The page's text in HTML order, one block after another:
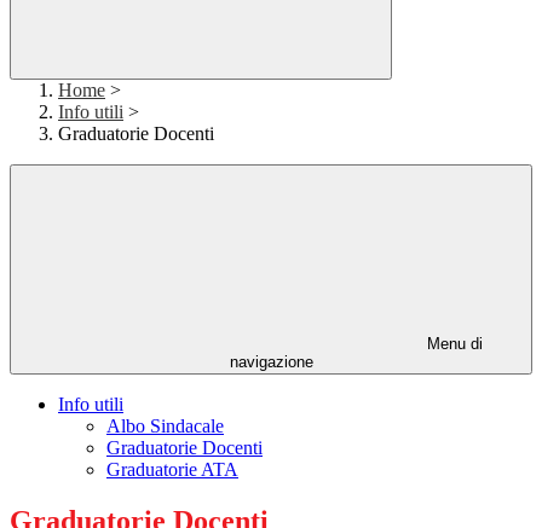
Home >
Info utili >
Graduatorie Docenti
Menu di
navigazione
Info utili
Albo Sindacale
Graduatorie Docenti
Graduatorie ATA
Graduatorie Docenti